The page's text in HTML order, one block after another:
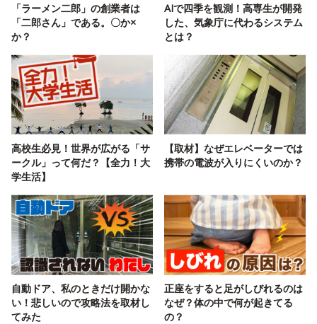
「ラーメン二郎」の創業者は
「二郎さん」である。〇か×
か？
AIで四季を観測！高専生が開発
した、気象庁に代わるシステム
とは？
高校生必見！世界が広がる「サ
ークル」って何だ？【全力！大
学生活】
【取材】なぜエレベーターでは
携帯の電波が入りにくいのか？
自動ドア、私のときだけ開かな
い！悲しいので攻略法を取材し
てみた
正座をすると足がしびれるのは
なぜ？体の中で何が起きてる
の？